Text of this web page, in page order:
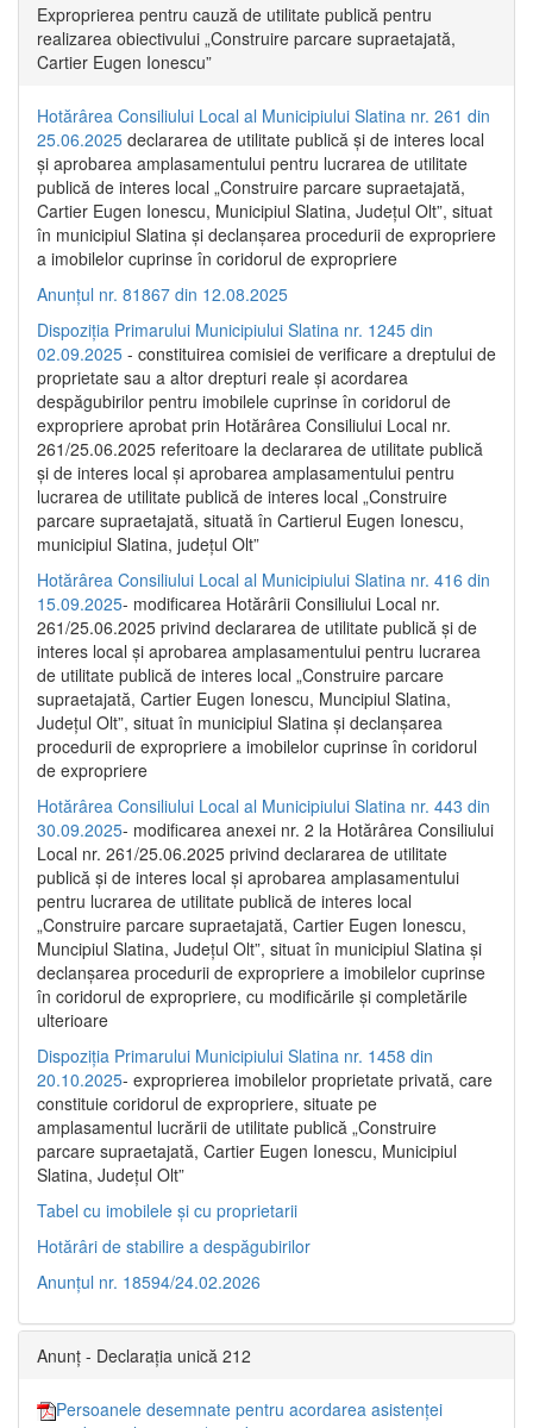
Exproprierea pentru cauză de utilitate publică pentru
realizarea obiectivului „Construire parcare supraetajată,
Cartier Eugen Ionescu”
Hotărârea Consiliului Local al Municipiului Slatina nr. 261 din
25.06.2025 declararea de utilitate publică și de interes local
și aprobarea amplasamentului pentru lucrarea de utilitate
publică de interes local „Construire parcare supraetajată,
Cartier Eugen Ionescu, Municipiul Slatina, Județul Olt”, situat
în municipiul Slatina și declanșarea procedurii de expropriere
a imobilelor cuprinse în coridorul de expropriere
Anunțul nr. 81867 din 12.08.2025
Dispoziția Primarului Municipiului Slatina nr. 1245 din
02.09.2025 - constituirea comisiei de verificare a dreptului de
proprietate sau a altor drepturi reale și acordarea
despăgubirilor pentru imobilele cuprinse în coridorul de
expropriere aprobat prin Hotărârea Consiliului Local nr.
261/25.06.2025 referitoare la declararea de utilitate publică
și de interes local și aprobarea amplasamentului pentru
lucrarea de utilitate publică de interes local „Construire
parcare supraetajată, situată în Cartierul Eugen Ionescu,
municipiul Slatina, județul Olt”
Hotărârea Consiliului Local al Municipiului Slatina nr. 416 din
15.09.2025- modificarea Hotărârii Consiliului Local nr.
261/25.06.2025 privind declararea de utilitate publică și de
interes local și aprobarea amplasamentului pentru lucrarea
de utilitate publică de interes local „Construire parcare
supraetajată, Cartier Eugen Ionescu, Muncipiul Slatina,
Județul Olt”, situat în municipiul Slatina și declanșarea
procedurii de expropriere a imobilelor cuprinse în coridorul
de expropriere
Hotărârea Consiliului Local al Municipiului Slatina nr. 443 din
30.09.2025- modificarea anexei nr. 2 la Hotărârea Consiliului
Local nr. 261/25.06.2025 privind declararea de utilitate
publică şi de interes local şi aprobarea amplasamentului
pentru lucrarea de utilitate publică de interes local
„Construire parcare supraetajată, Cartier Eugen Ionescu,
Muncipiul Slatina, Judeţul Olt”, situat în municipiul Slatina şi
declanşarea procedurii de expropriere a imobilelor cuprinse
în coridorul de expropriere, cu modificările şi completările
ulterioare
Dispoziția Primarului Municipiului Slatina nr. 1458 din
20.10.2025- exproprierea imobilelor proprietate privată, care
constituie coridorul de expropriere, situate pe
amplasamentul lucrării de utilitate publică „Construire
parcare supraetajată, Cartier Eugen Ionescu, Municipiul
Slatina, Județul Olt”
Tabel cu imobilele și cu proprietarii
Hotărâri de stabilire a despăgubirilor
Anunțul nr. 18594/24.02.2026
Anunț - Declarația unică 212
Persoanele desemnate pentru acordarea asistenței